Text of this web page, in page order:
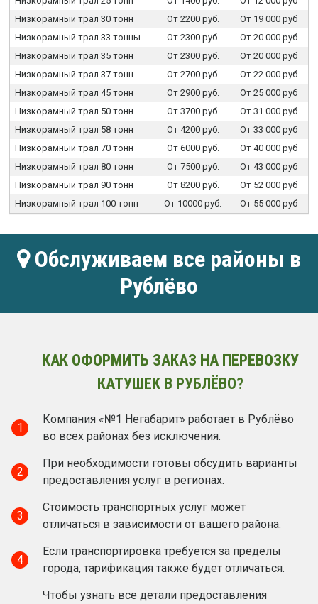
Низкорамный трал 30 тонн
От 2200 руб.
От 19 000 руб
Низкорамный трал 33 тонны
От 2300 руб.
От 20 000 руб
Низкорамный трал 35 тонн
От 2300 руб.
От 20 000 руб
Низкорамный трал 37 тонн
От 2700 руб.
От 22 000 руб
Низкорамный трал 45 тонн
От 2900 руб.
От 25 000 руб
Низкорамный трал 50 тонн
От 3700 руб.
От 31 000 руб
Низкорамный трал 58 тонн
От 4200 руб.
От 33 000 руб
Низкорамный трал 70 тонн
От 6000 руб.
От 40 000 руб
Низкорамный трал 80 тонн
От 7500 руб.
От 43 000 руб
Низкорамный трал 90 тонн
От 8200 руб.
От 52 000 руб
Низкорамный трал 100 тонн
От 10000 руб. От 55 000 руб
Обслуживаем все районы в
Рублёво
КАК ОФОРМИТЬ ЗАКАЗ НА ПЕРЕВОЗКУ
КАТУШЕК В РУБЛЁВО?
1
Компания «№1 Негабарит» работает в Рублёво
во всех районах без исключения.
2
При необходимости готовы обсудить варианты
предоставления услуг в регионах.
3
Стоимость транспортных услуг может
отличаться в зависимости от вашего района.
4
Если транспортировка требуется за пределы
города, тарификация также будет отличаться.
Чтобы узнать все детали предоставления